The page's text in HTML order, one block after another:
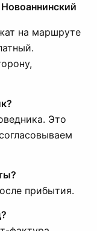
на маршруте
Это
прибытия.